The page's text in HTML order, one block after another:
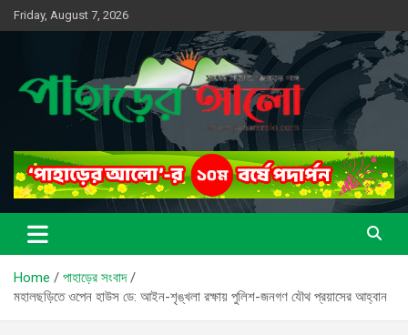
Skip
to
Friday, August 7, 2026
পাহাড়ের আলো
সত্যের সন্ধানে, পাহাড়ের পথে
Home
পাহাড়ের সংবাদ
মহালছড়িতে ওপেন হাউস ডে: আইন-শৃঙ্খলা রক্ষায় পুলিশ-জনগণ যৌথ প্রয়াসের আহ্বান